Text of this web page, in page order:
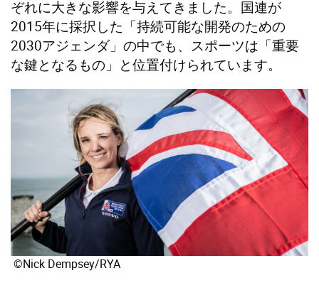
ぞれに大きな影響を与えてきました。国連が
2015年に採択した「持続可能な開発のための
2030アジェンダ」の中でも、スポーツは「重要
な鍵となるもの」と位置付けられています。
©Nick Dempsey/RYA